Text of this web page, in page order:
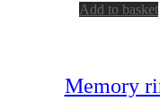
Add to basket
Memory